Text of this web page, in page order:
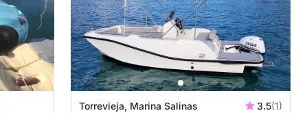
Torrevieja, Marina Salinas 3.5(1)